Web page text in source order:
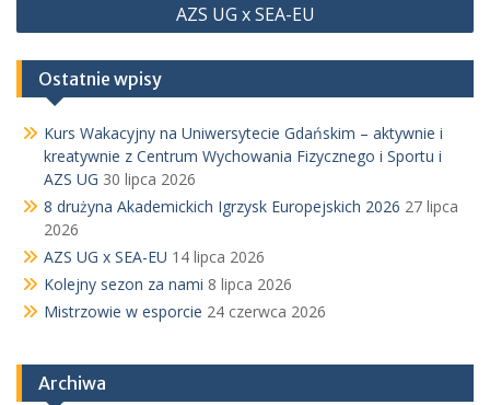
AZS UG x SEA-EU
Ostatnie wpisy
Kurs Wakacyjny na Uniwersytecie Gdańskim – aktywnie i
kreatywnie z Centrum Wychowania Fizycznego i Sportu i
AZS UG 30 lipca 2026
8 drużyna Akademickich Igrzysk Europejskich 2026 27 lipca
2026
AZS UG x SEA-EU 14 lipca 2026
Kolejny sezon za nami 8 lipca 2026
Mistrzowie w esporcie 24 czerwca 2026
Archiwa